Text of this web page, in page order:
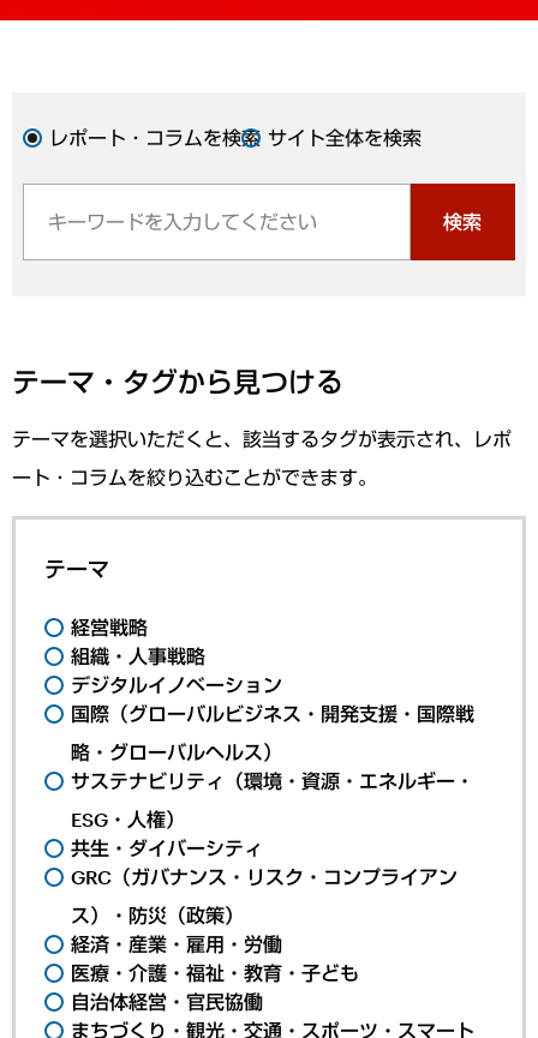
レポート・コラムを検索 サイト全体を検索
検索
テーマ・タグから見つける
テーマを選択いただくと、該当するタグが表示され、レポ
ート・コラムを絞り込むことができます。
テーマ
経営戦略
組織・人事戦略
デジタルイノベーション
国際（グローバルビジネス・開発支援・国際戦
略・グローバルヘルス）
サステナビリティ（環境・資源・エネルギー・
ESG・人権）
共生・ダイバーシティ
GRC（ガバナンス・リスク・コンプライアン
ス）・防災（政策）
経済・産業・雇用・労働
医療・介護・福祉・教育・子ども
自治体経営・官民協働
まちづくり・観光・交通・スポーツ・スマート